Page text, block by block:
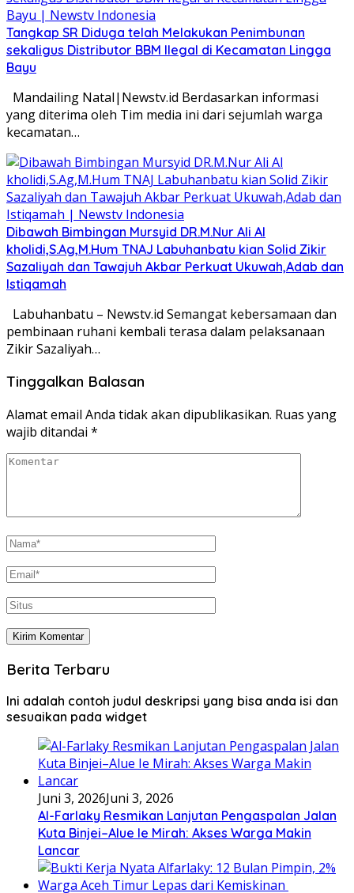
Tangkap SR Diduga telah Melakukan Penimbunan
sekaligus Distributor BBM Ilegal di Kecamatan Lingga
Bayu
Mandailing Natal|Newstv.id Berdasarkan informasi
yang diterima oleh Tim media ini dari sejumlah warga
kecamatan…
Dibawah Bimbingan Mursyid DR.M.Nur Ali Al
kholidi,S.Ag,M.Hum TNAJ Labuhanbatu kian Solid Zikir
Sazaliyah dan Tawajuh Akbar Perkuat Ukuwah,Adab dan
Istiqamah
Labuhanbatu – Newstv.id Semangat kebersamaan dan
pembinaan ruhani kembali terasa dalam pelaksanaan
Zikir Sazaliyah…
Tinggalkan Balasan
Alamat email Anda tidak akan dipublikasikan. Ruas yang
wajib ditandai *
Berita Terbaru
Ini adalah contoh judul deskripsi yang bisa anda isi dan
sesuaikan pada widget
Juni 3, 2026Juni 3, 2026
Al-Farlaky Resmikan Lanjutan Pengaspalan Jalan
Kuta Binjei–Alue Ie Mirah: Akses Warga Makin
Lancar